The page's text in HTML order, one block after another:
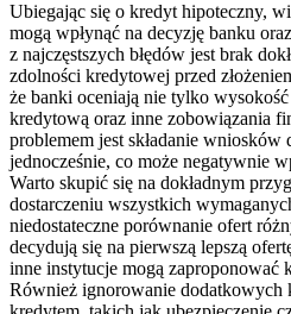
Ubiegając się o kredyt hipoteczny,
mogą wpłynąć na decyzję banku
z najczęstszych błędów jest brak
zdolności kredytowej przed
że banki oceniają nie tylko
kredytową oraz inne zobowiązania
problemem jest składanie
jednocześnie, co może negatywnie
Warto skupić się na dokładnym
dostarczeniu wszystkich
niedostateczne porównanie ofert
decydują się na pierwszą lepszą
inne instytucje mogą zaproponować
Również ignorowanie dodatkowych